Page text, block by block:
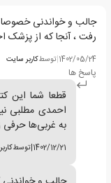
جالب و خواندنی خصوصا
رفت ، آنجا که از
1402/05/24
|توسطکاربر سایت
پاسخ ها
قطعا شما این
احمدی مطلبی
به غربی‌ها
1402/12/21
|توسط